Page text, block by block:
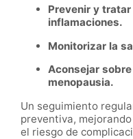
Prevenir y
inflamaciones.
Monitorizar la
Aconsejar
menopausia.
Un seguimiento
preventiva,
el riesgo de